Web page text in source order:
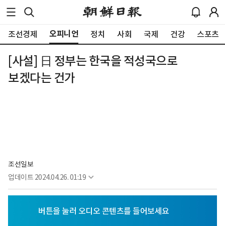
조선경제 오피니언 정치 사회 국제 건강 스포츠
[사설] 日 정부는 한국을 적성국으로
보겠다는 건가
조선일보
업데이트 2024.04.26. 01:19